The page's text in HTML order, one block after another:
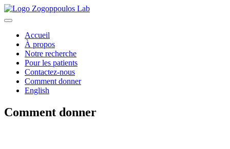
Skip
to
Accueil
À propos
Notre recherche
Pour les patients
Contactez-nous
Comment donner
English
Comment donner